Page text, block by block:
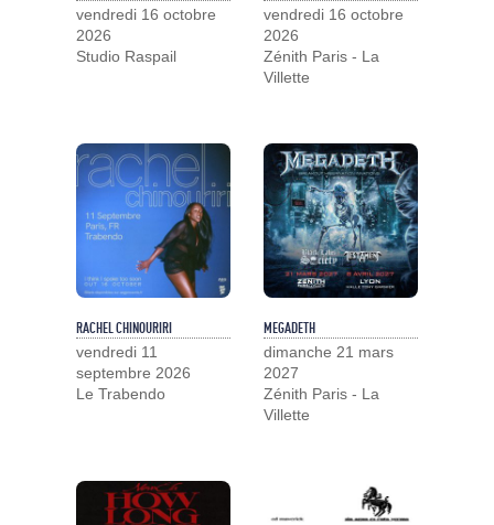
vendredi 16 octobre
2026
Studio Raspail
vendredi 16 octobre
2026
Zénith Paris - La
Villette
RACHEL CHINOURIRI
vendredi 11
septembre 2026
Le Trabendo
MEGADETH
dimanche 21 mars
2027
Zénith Paris - La
Villette